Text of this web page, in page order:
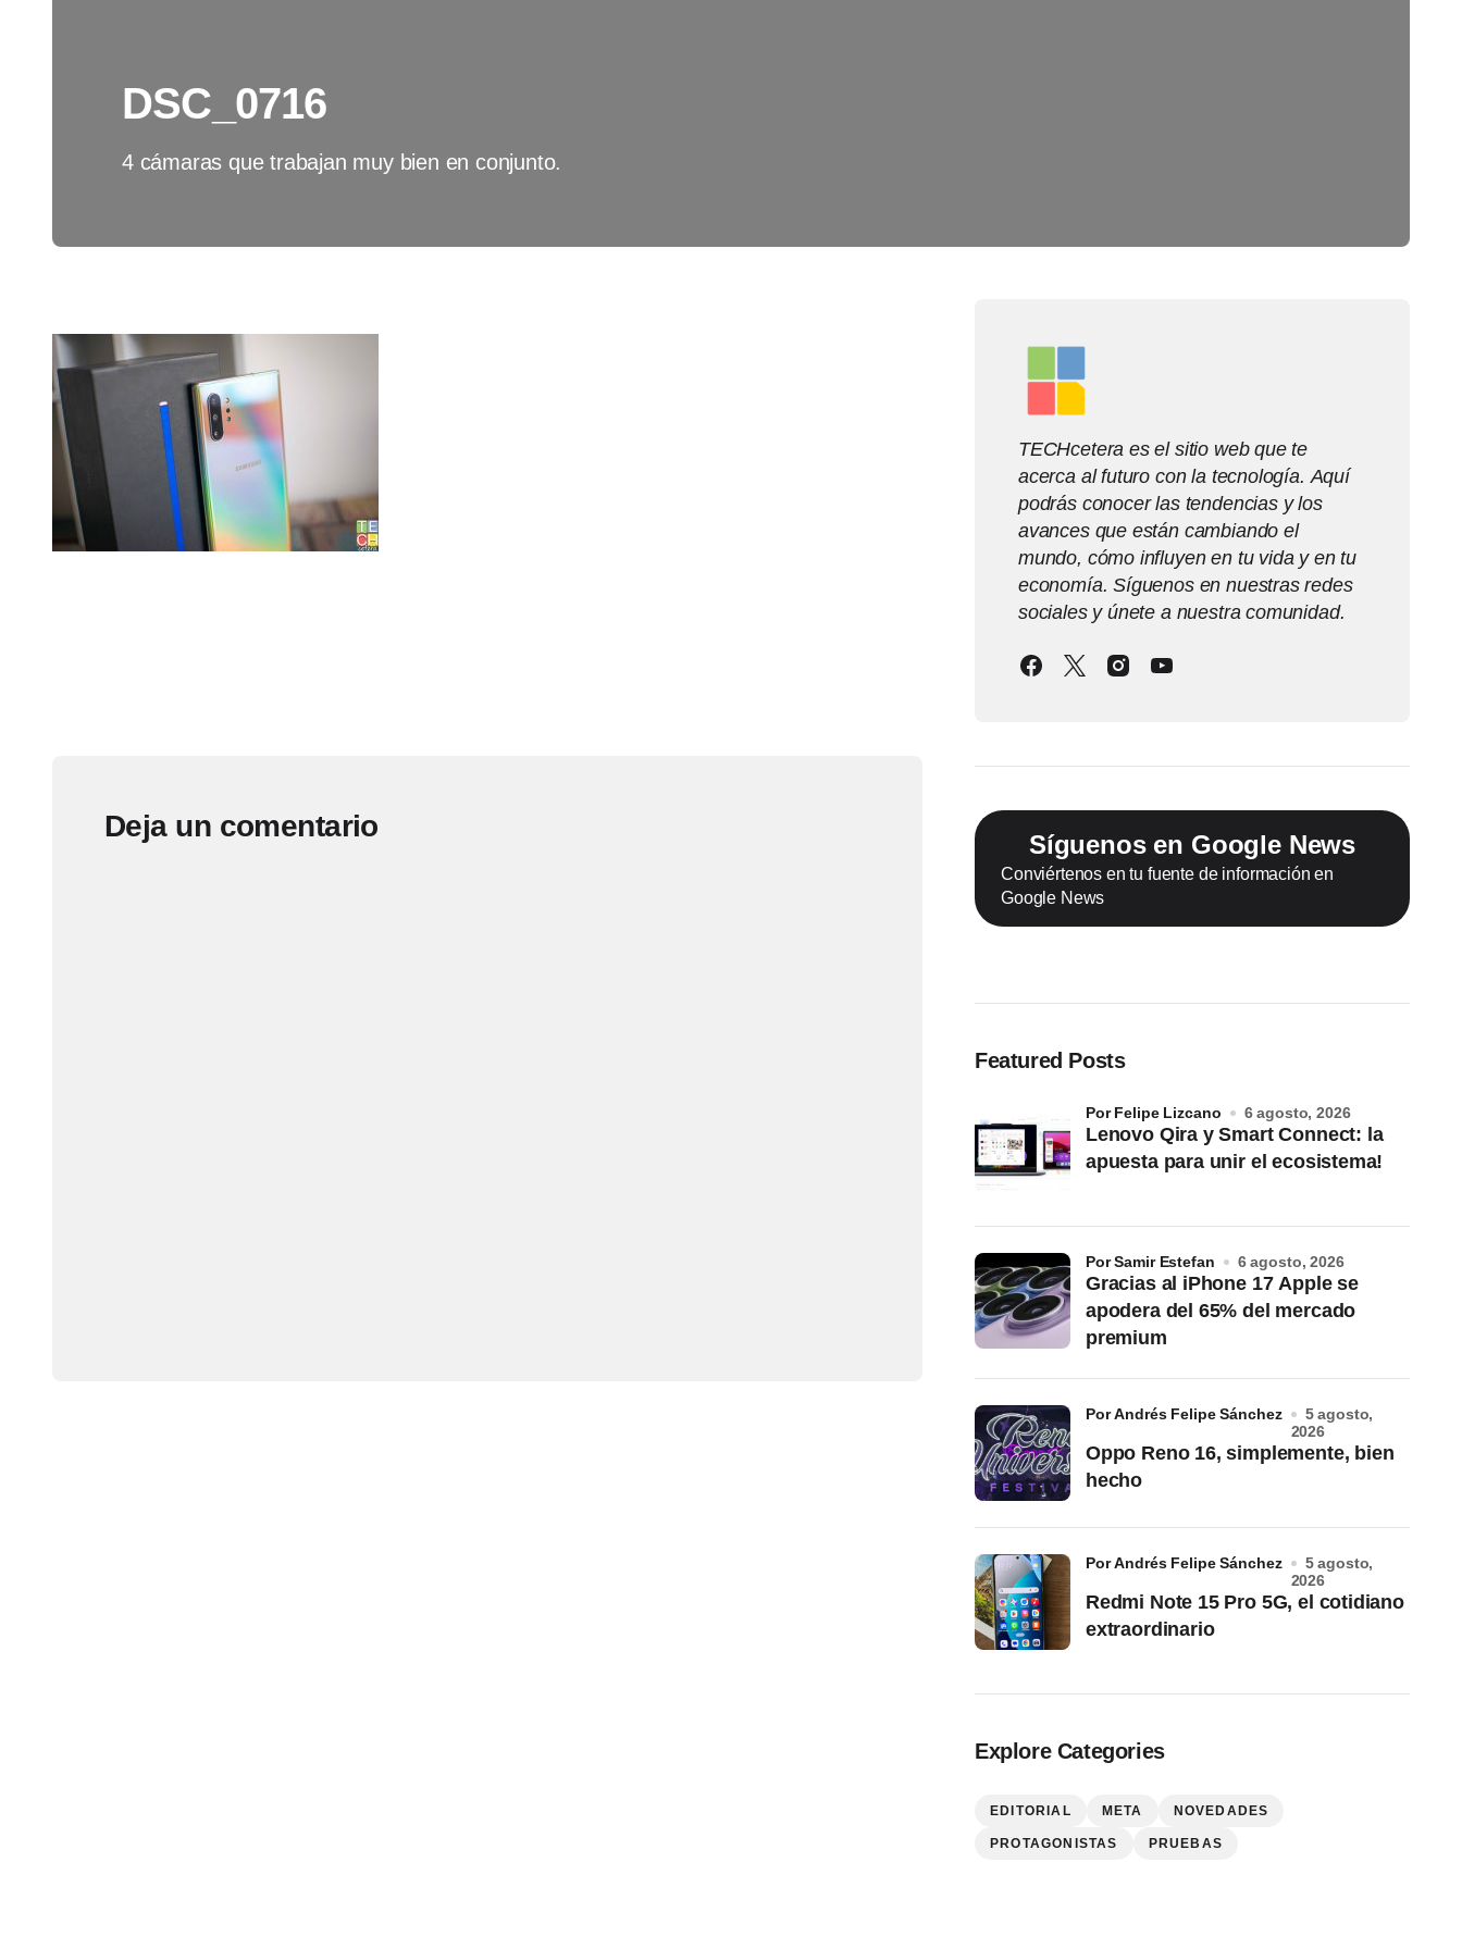
DSC_0716
4 cámaras que trabajan muy bien en conjunto.
Deja un comentario
TECHcetera es el sitio web que te
acerca al futuro con la tecnología. Aquí
podrás conocer las tendencias y los
avances que están cambiando el
mundo, cómo influyen en tu vida y en tu
economía. Síguenos en nuestras redes
sociales y únete a nuestra comunidad.
Síguenos en Google News
Conviértenos en tu fuente de información en
Google News
Featured Posts
Lenovo Qira y Smart Connect: la
apuesta para unir el ecosistema!
por Felipe Lizcano 6 agosto, 2026
Gracias al iPhone 17 Apple se
apodera del 65% del mercado
premium
por Samir Estefan 6 agosto, 2026
Oppo Reno 16, simplemente, bien
hecho
por Andrés Felipe Sánchez
5 agosto,
2026
Redmi Note 15 Pro 5G, el cotidiano
extraordinario
por Andrés Felipe Sánchez
5 agosto,
2026
Explore Categories
EDITORIAL META NOVEDADES
PROTAGONISTAS PRUEBAS